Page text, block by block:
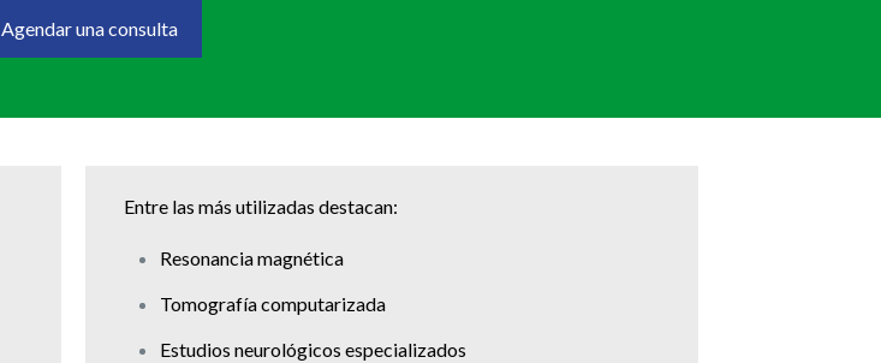
Agendar una consulta
Entre las más utilizadas destacan:
Resonancia magnética
Tomografía computarizada
Estudios neurológicos especializados